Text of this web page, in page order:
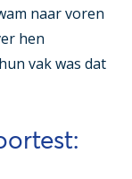
naar voren
hen
vak was dat